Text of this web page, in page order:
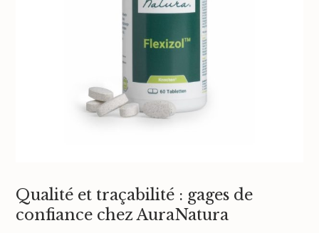
Qualité et traçabilité : gages de
confiance chez AuraNatura